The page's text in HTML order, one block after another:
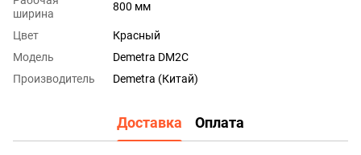
ширина
800 мм
Цвет
Красный
Модель
Demetra DM2C
Производитель
Demetra (Китай)
Доставка Оплата